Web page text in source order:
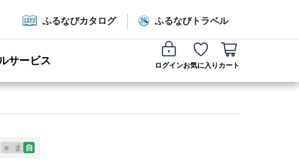
ふるなびカタログ ふるなびトラベル
サービス ログインお気に入り カート
e ま 自